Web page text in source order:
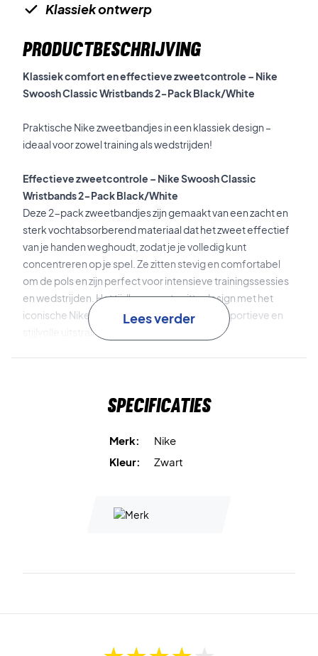
Klassiek ontwerp
PRODUCTBESCHRIJVING
Klassiek comfort en effectieve zweetcontrole – Nike
Swoosh Classic Wristbands 2-Pack Black/White
Praktische Nike zweetbandjes in een klassiek design –
ideaal voor zowel training als wedstrijden!
Effectieve zweetcontrole – Nike Swoosh Classic
Wristbands 2-Pack Black/White
Deze 2-pack zweetbandjes zijn gemaakt van een zacht en
sterk vochtabsorberend materiaal dat het zweet effectief
van je handen weghoudt, zodat je je volledig kunt
concentreren op je spel. Ze zitten stevig en comfortabel
om de pols en zijn perfect voor intensieve trainingssessies
en wedstrijden. Het tijdloze zwart-witte design met het
iconische Nike Swoosh-logo zorgt voor een sportieve en
stijlvolle uitstraling.
7,5 × 7 cm.
Lees verder
Specificaties
Merk:
Nike
Kleur:
Zwart